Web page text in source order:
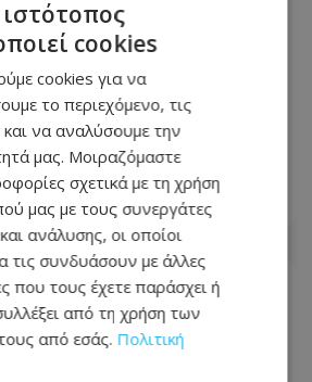
για
θερμοκρασίες -
σε ισχύ
cookies
cookies για να
το περιεχόμενο, τις
και να αναλύσουμε την
μας. Μοιραζόμαστε
σχετικά με τη χρήση
μας με τους συνεργάτες
ανάλυσης, οι οποίοι
τις συνδυάσουν με άλλες
που τους έχετε παράσχει ή
από τη χρήση των
από εσάς. Πολιτική